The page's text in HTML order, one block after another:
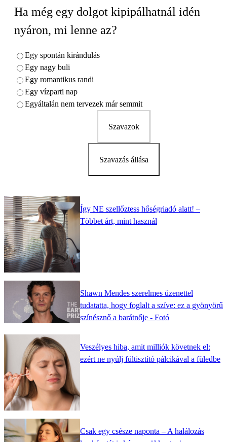
Ha még egy dolgot kipipálhatnál idén
nyáron, mi lenne az?
Egy spontán kirándulás
Egy nagy buli
Egy romantikus randi
Egy vízparti nap
Egyáltalán nem tervezek már semmit
Szavazok
Szavazás állása
Így NE szellőztess hőségriadó alatt! –
Többet árt, mint használ
Shawn Mendes szerelmes üzenettel
tudatatta, hogy foglalt a szíve: ez a gyönyörű
színésznő a barátnője - Fotó
Veszélyes hiba, amit milliók követnek el:
ezért ne nyúlj fültisztító pálcikával a füledbe
Csak egy csésze naponta – A halálozás